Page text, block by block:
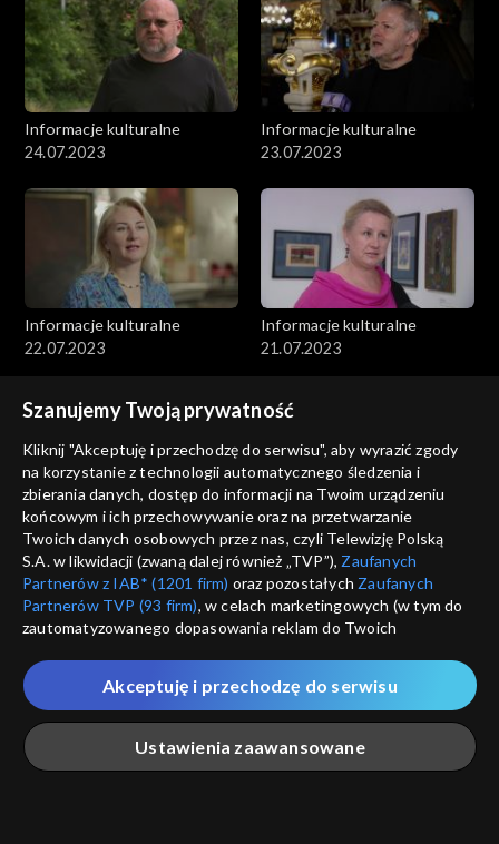
Informacje kulturalne
24.07.2023
Informacje kulturalne
23.07.2023
Informacje kulturalne
22.07.2023
Informacje kulturalne
21.07.2023
Informacje kulturalne
20.07.2023
Informacje kulturalne
19.07.2023
Informacje kulturalne
18.07.2023
Informacje kulturalne
Szanujemy Twoją prywatność
Kliknij "Akceptuję i przechodzę do serwisu", aby wyrazić zgody
na korzystanie z technologii automatycznego śledzenia i
zbierania danych, dostęp do informacji na Twoim urządzeniu
końcowym i ich przechowywanie oraz na przetwarzanie
Twoich danych osobowych przez nas, czyli Telewizję Polską
S.A. w likwidacji (zwaną dalej również „TVP”), Zaufanych
Partnerów z IAB* (1201 firm) oraz pozostałych Zaufanych
Partnerów TVP (93 firm), w celach marketingowych (w tym do
zautomatyzowanego dopasowania reklam do Twoich
które wskazujemy poniżej, a także zgody na udostępnianie
przez nas identyfikatora PPID do Google.
Twoje dane osobowe zbierane podczas odwiedzania przez
Ciebie naszych
poszczególnych serwisówzwanych dalej
„Portalem”, w tym informacje zapisywane za pomocą
Ustawienia zaawansowane
Akceptuję i przechodzę do serwisu